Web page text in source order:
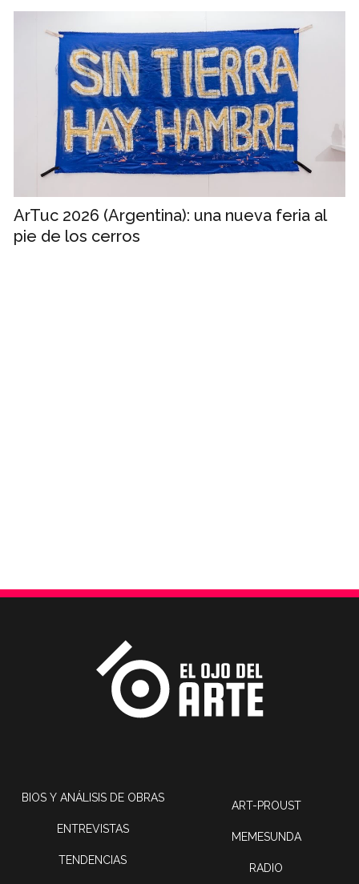
ArTuc 2026 (Argentina): una nueva feria al
pie de los cerros
BIOS Y ANÁLISIS DE OBRAS
ENTREVISTAS
TENDENCIAS
ART-PROUST
MEMESUNDA
RADIO